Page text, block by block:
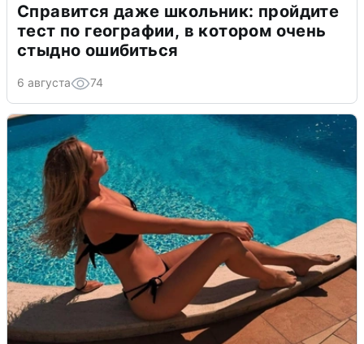
Справится даже школьник: пройдите
тест по географии, в котором очень
стыдно ошибиться
6 августа 74